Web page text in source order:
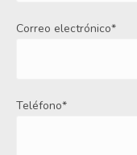
Correo electrónico*
Teléfono*